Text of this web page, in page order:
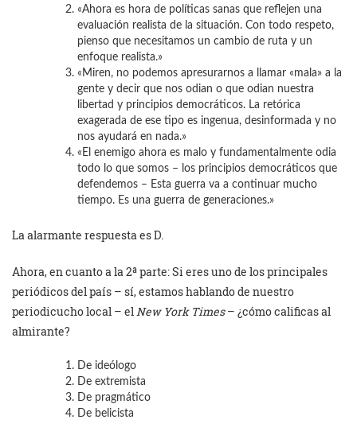
«Ahora es hora de políticas sanas que reflejen una
evaluación realista de la situación. Con todo respeto,
pienso que necesitamos un cambio de ruta y un
enfoque realista.»
«Miren, no podemos apresurarnos a llamar «mala» a la
gente y decir que nos odian o que odian nuestra
libertad y principios democráticos. La retórica
exagerada de ese tipo es ingenua, desinformada y no
nos ayudará en nada.»
«El enemigo ahora es malo y fundamentalmente odia
todo lo que somos – los principios democráticos que
defendemos – Esta guerra va a continuar mucho
tiempo. Es una guerra de generaciones.»
La alarmante respuesta es D.
Ahora, en cuanto a la 2ª parte: Si eres uno de los principales
periódicos del país – sí, estamos hablando de nuestro
periodicucho local – el New York Times– ¿cómo calificas al
almirante?
De ideólogo
De extremista
De pragmático
De belicista